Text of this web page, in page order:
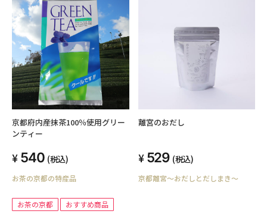
京都府内産抹茶100％使用グリー
ンティー
540 (税込)
お茶の京都の特産品
お茶の京都 おすすめ商品
離宮のおだし
529 (税込)
京都離宮～おだしとだしまき～